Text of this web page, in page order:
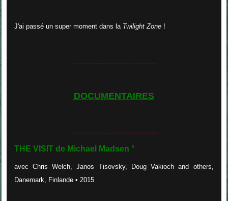
J'ai passé un super moment dans la Twilight Zone!
..........................................
DOCUMENTAIRES
..........................................
THE VISIT de Michael Madsen °
avec Chris Welch, Janos Tisovsky, Doug Vakioch and others,
Danemark, Finlande • 2015